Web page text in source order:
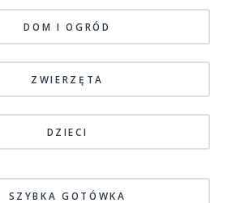
DOM I OGRÓD
ZWIERZĘTA
DZIECI
SZYBKA GOTÓWKA